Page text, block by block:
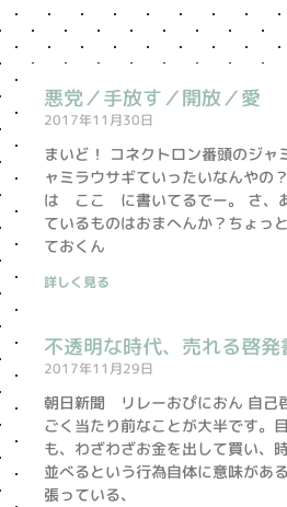
悪党／手放す／開放／愛
2017年11月30日
まいど！ コネクトロン番頭のジャ
ャミラウサギていったいなんやの
は ここ に書いてるでー。 さ、
ているものはおまへんか？ちょっ
ておくん
詳しく見る
不透明な時代、売れる啓発
2017年11月29日
朝日新聞 リレーおぴにおん 自己
ごく当たり前なことが大半です。
も、わざわざお金を出して買い、
並べるという行為自体に意味があ
張っている、
ペ
ジ
ペ
ジ